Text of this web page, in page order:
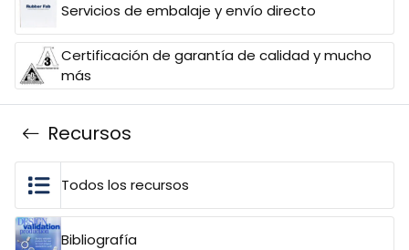
Servicios de embalaje y envío directo
Certificación de garantía de calidad y mucho
más
Recursos
Todos los recursos
Bibliografía